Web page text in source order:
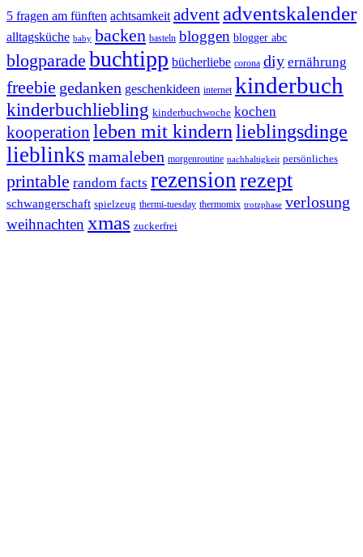
5 fragen am fünften achtsamkeit advent adventskalender
alltagsküche baby backen basteln bloggen blogger abc
blogparade buchtipp bücherliebe corona diy ernährung
freebie gedanken geschenkideen internet kinderbuch
kinderbuchliebling kinderbuchwoche kochen
kooperation leben mit kindernlieblingsdinge
lieblinks mamaleben morgenroutine nachhaltigkeit persönliches
printable random facts rezension rezept
schwangerschaft spielzeug thermi-tuesday thermomix trotzphase verlosung
weihnachten xmas zuckerfrei